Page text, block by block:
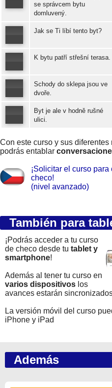
se správcem bytu
domluvený.
Jak se Ti líbí tento byt?
K bytu patří střešní terasa.
Schody do sklepa jsou ve
dvoře.
Byt je ale v hodně rušné
ulici.
Con este curso y sus
podrás entablar
¡Solicitar el curso para
checo!
(nivel avanzado)
También para
¡Podrás acceder a tu curso
de checo desde tu tablet y
smartphone!
Además al tener tu curso en
varios dispositivos los
avances estarán
La versión móvil del curso
iPhone y iPad
Además